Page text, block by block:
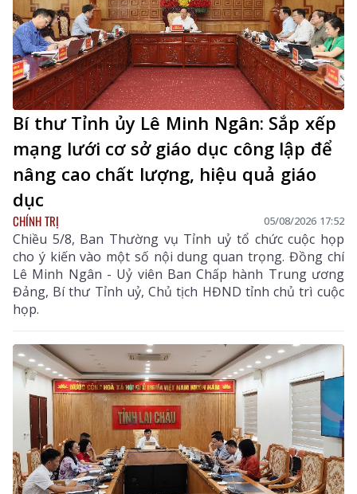
Bí thư Tỉnh ủy Lê Minh Ngân: Sắp xếp
mạng lưới cơ sở giáo dục công lập để
nâng cao chất lượng, hiệu quả giáo
dục
CHÍNH TRỊ 05/08/2026 17:52
Chiều 5/8, Ban Thường vụ Tỉnh uỷ tổ chức cuộc họp
cho ý kiến vào một số nội dung quan trọng. Đồng chí
Lê Minh Ngân - Uỷ viên Ban Chấp hành Trung ương
Đảng, Bí thư Tỉnh uỷ, Chủ tịch HĐND tỉnh chủ trì cuộc
họp.